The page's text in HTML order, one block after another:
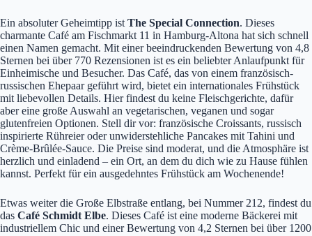
Ein absoluter Geheimtipp ist The Special Connection. Dieses
charmante Café am Fischmarkt 11 in Hamburg-Altona hat sich schnell
einen Namen gemacht. Mit einer beeindruckenden Bewertung von 4,8
Sternen bei über 770 Rezensionen ist es ein beliebter Anlaufpunkt für
Einheimische und Besucher. Das Café, das von einem französisch-
russischen Ehepaar geführt wird, bietet ein internationales Frühstück
mit liebevollen Details. Hier findest du keine Fleischgerichte, dafür
aber eine große Auswahl an vegetarischen, veganen und sogar
glutenfreien Optionen. Stell dir vor: französische Croissants, russisch
inspirierte Rühreier oder unwiderstehliche Pancakes mit Tahini und
Crème-Brûlée-Sauce. Die Preise sind moderat, und die Atmosphäre ist
herzlich und einladend – ein Ort, an dem du dich wie zu Hause fühlen
kannst. Perfekt für ein ausgedehntes Frühstück am Wochenende!
Etwas weiter die Große Elbstraße entlang, bei Nummer 212, findest du
das Café Schmidt Elbe. Dieses Café ist eine moderne Bäckerei mit
industriellem Chic und einer Bewertung von 4,2 Sternen bei über 1200